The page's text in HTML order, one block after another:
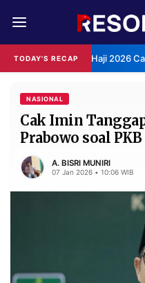
TODAY'S RECAP
Haji 2026 Capai
REDAKSI
RESOLUSI IKLAN
RUBRIKASI
EDITORIAL AKSARA
NASIONAL
NASIONAL
Cak Imin
Prabowo soal
A. BISRI MUNIRI
07 Jan 2026 • 10:06 WIB